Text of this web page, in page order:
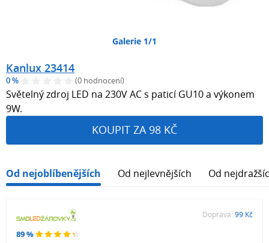
Galerie 1/1
Kanlux 23414
0 % (0 hodnocení)
Světelný zdroj LED na 230V AC s paticí GU10 a výkonem
9W.
KOUPIT ZA 98 KČ
Od nejoblíbenějších Od nejlevnějších Od
89 %
Doprava: 99 Kč